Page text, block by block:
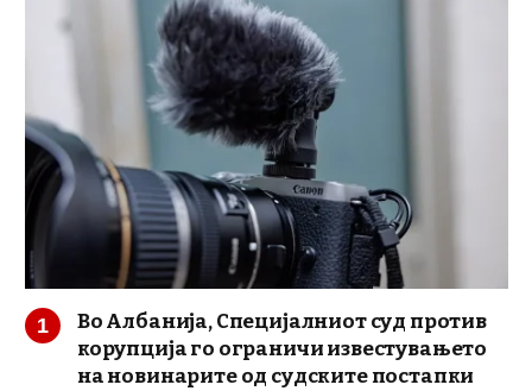
Во Албанија, Специјалниот суд против
корупција го ограничи известувањето
на новинарите од судските постапки